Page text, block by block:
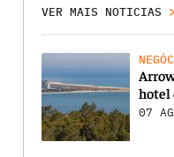
VER MAIS NOTICIAS
hotel
07